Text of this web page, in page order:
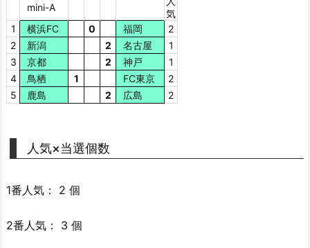
mini-A
気
1
横浜FC 0 福岡
2
2
新潟 2 名古屋
1
3
京都 2 神戸
1
4
鳥栖 1 FC東京
2
5
鹿島 2 広島 2
人気×当選個数
1番人気： 2 個
2番人気： 3 個